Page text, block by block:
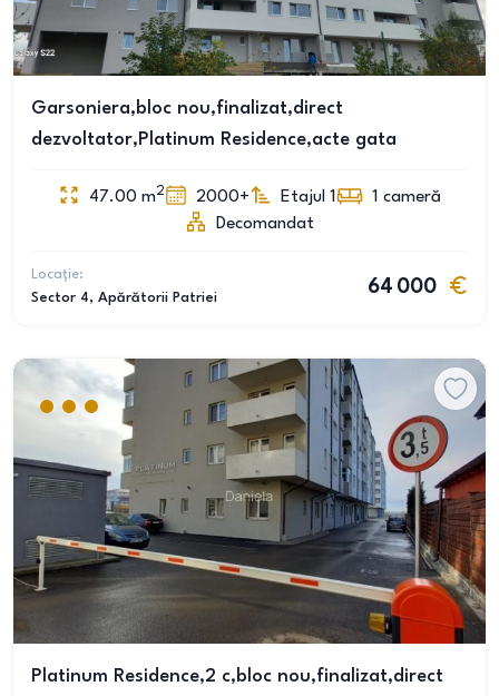
Garsoniera,bloc nou,finalizat,direct
dezvoltator,Platinum Residence,acte gata
47.00 m2 2000+ Etajul 1 1 cameră
Decomandat
Locație:
Sector 4, Apărătorii Patriei
64 000
Platinum Residence,2 c,bloc nou,finalizat,direct